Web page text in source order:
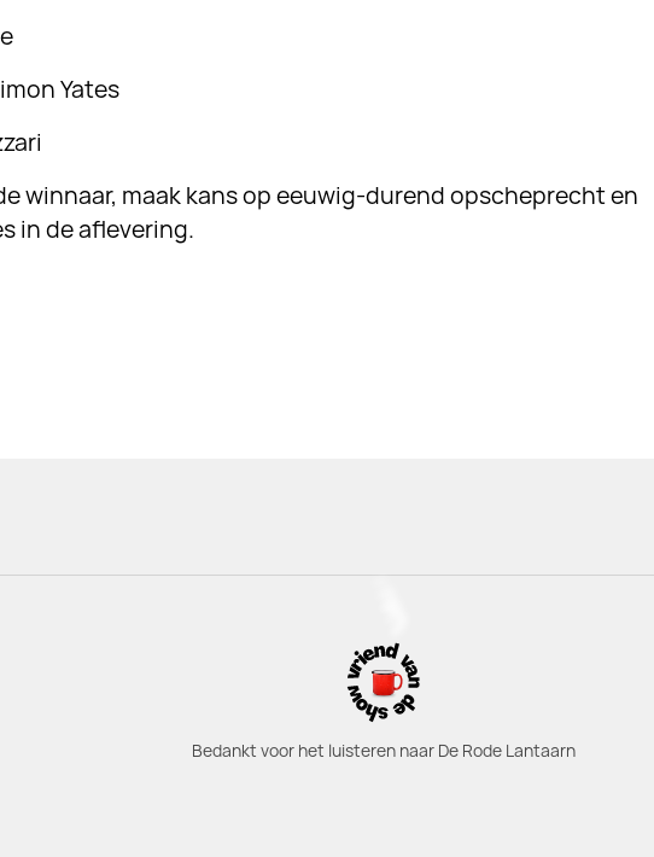
Yates
winnaar, maak kans op eeuwig-durend opscheprecht en
in de aflevering.
Bedankt voor het luisteren naar De Rode Lantaarn